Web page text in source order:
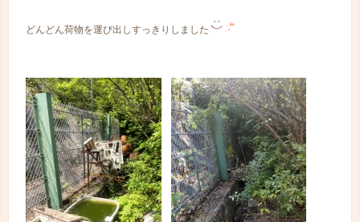
どんどん荷物を運び出しすっきりしました